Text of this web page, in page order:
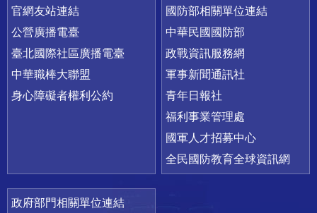
官網友站連結
公營廣播電臺
臺北國際社區廣播電臺
中華職棒大聯盟
身心障礙者權利公約
國防部相關單位連結
中華民國國防部
政戰資訊服務網
軍事新聞通訊社
青年日報社
福利事業管理處
國軍人才招募中心
全民國防教育全球資訊網
政府部門相關單位連結